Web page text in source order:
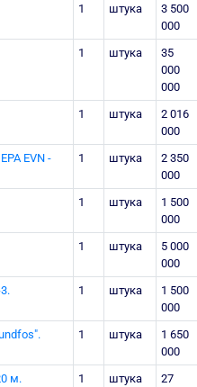
1 штука
3 500
000
1 штука
35
000
000
1 штука
2 016
000
ЕVN -
1 штука
2 350
000
1 штука
1 500
000
1 штука
5 000
000
1 штука
1 500
000
1 штука
1 650
000
м. 1 штука
27